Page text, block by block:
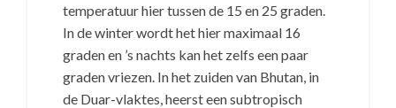
temperatuur hier tussen de 15 en 25 graden.
In de winter wordt het hier maximaal 16
graden en ’s nachts kan het zelfs een paar
graden vriezen. In het zuiden van Bhutan, in
de Duar-vlaktes, heerst een subtropisch